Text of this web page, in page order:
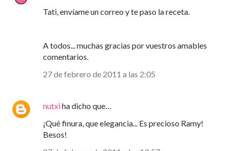
Tati, envíame un correo y te paso la receta.
A todos... muchas gracias por vuestros amables
comentarios.
27 de febrero de 2011 a las 2:05
nutxiha dicho que…
¡Qué finura, que elegancia... Es precioso Ramy!
Besos!